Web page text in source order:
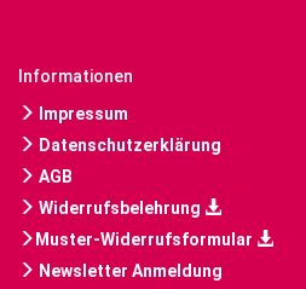
Informationen
Impressum
Datenschutzerklärung
AGB
Widerrufsbelehrung
Muster-Widerrufsformular
Newsletter Anmeldung